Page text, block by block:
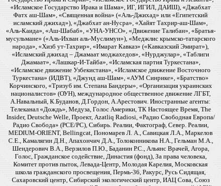
«Исламское Государство Ирака и Шама», ИГ, ИГИЛ, ДАИШ), «Джабхат
Фатх аш-Шам», «Священная война» («Аль-Джихад» или «Египетский
исламский джихад»), «Джабхат ан-Нусра», «Хайят Тахрир-аш-Шам»,
«Аль-Каида», «Аш-Шабаб», «УНА-УНСО», «Движение Талибан», «Братья-
мусульмане» («Аль-Ихван аль-Муслимун»), «Меджлис крымско-татарского
народа», «Хизб ут-Тахрир», «Имарат Кавказ» («Кавказский Эмират»),
«Исламский джихад – Джамаат моджахедов», «Нурджулар», «Таблиги
Джамаат», «Лашкар-И-Тайба», «Исламская партия Туркестана»,
«Исламское движение Узбекистана», «Исламское движение Восточного
Туркестана» (ИДВТ), «Джунд аш-Шам», «АУМ Синрике», «Братство»
Корчинского, «Тризуб им. Степана Бандеры», «Организация украинских
националистов» (ОУН), международное общественное движение ЛГБТ,
А.Навальный, К.Буданов, Д.Гордон, А.Арестович. Иностранные агенты:
Телеканал «Дождь», Медуза, Голос Америки, ТК Настоящее Время, The
Insider, Deutsche Welle, Проект, Azatliq Radiosi, «Радио Свободная Европа/
Радио Свобода» (PCE/PC), Сибирь. Реалии, Фактограф, Север. Реалии,
MEDIUM-ORIENT, Bellingcat, Пономарев Л. А., Савицкая Л.А., Маркелов
С.Е., Камалягин Д.Н., Апахончич Д.А., Толоконникова Н.А., Гельман М.А.,
Шендерович В.А., Верзилов П.Ю., Баданин Р.С., Альянс Врачей, Агора,
Голос, Гражданское содействие, Династия (фонд), За права человека,
Комитет против пыток, Левада-Центр, Молодая Карелия, Московская
школа гражданского просвещения, Пермь-36, Ракурс, Русь Сидящая,
Сахаровский центр, Сибирский экологический центр, ИАЦ Сова, Союз